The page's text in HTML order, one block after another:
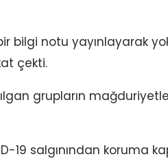
bilgi notu yayınlayarak
çekti.
grupların
19 salgınından koruma